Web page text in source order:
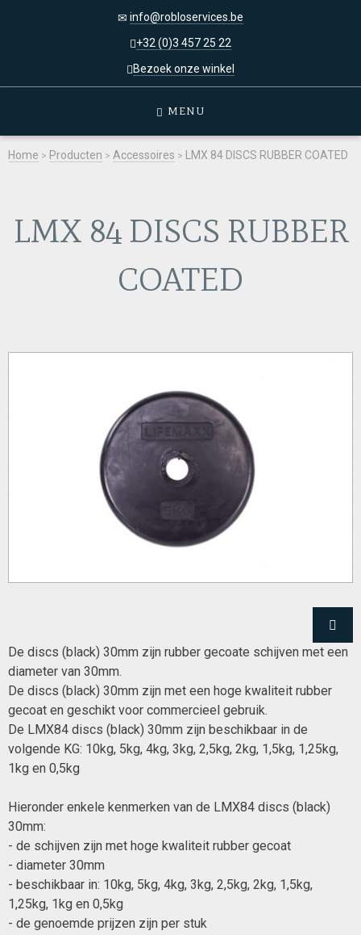
info@robloservices.be
+32 (0)3 457 25 22
Bezoek onze winkel
MENU
Home > Producten > Accessoires > LMX 84 DISCS RUBBER COATED
LMX 84 DISCS RUBBER
COATED
De discs (black) 30mm zijn rubber gecoate schijven met een
diameter van 30mm.
De discs (black) 30mm zijn met een hoge kwaliteit rubber
gecoat en geschikt voor commercieel gebruik.
De LMX84 discs (black) 30mm zijn beschikbaar in de
volgende KG: 10kg, 5kg, 4kg, 3kg, 2,5kg, 2kg, 1,5kg, 1,25kg,
1kg en 0,5kg
Hieronder enkele kenmerken van de LMX84 discs (black)
30mm:
- de schijven zijn met hoge kwaliteit rubber gecoat
- diameter 30mm
- beschikbaar in: 10kg, 5kg, 4kg, 3kg, 2,5kg, 2kg, 1,5kg,
1,25kg, 1kg en 0,5kg
- de genoemde prijzen zijn per stuk